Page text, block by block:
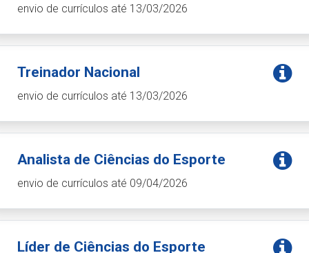
envio de currículos até 13/03/2026
Treinador Nacional
envio de currículos até 13/03/2026
Analista de Ciências do Esporte
envio de currículos até 09/04/2026
Líder de Ciências do Esporte